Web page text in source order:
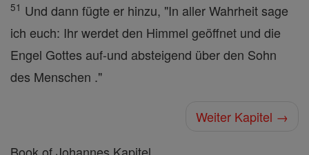
51 Und dann fügte er hinzu, "In aller Wahrheit sage
ich euch: Ihr werdet den Himmel geöffnet und die
Engel Gottes auf-und absteigend über den Sohn
des Menschen ."
Weiter Kapitel →